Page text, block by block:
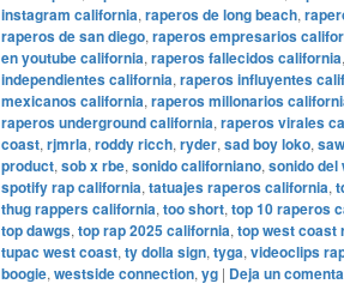
instagram california, raperos de long beach,
raperos de san diego, raperos empresarios
en youtube california, raperos fallecidos california,
independientes california, raperos influyentes
mexicanos california, raperos millonarios
raperos underground california, raperos virales
coast, rjmrla, roddy ricch, ryder, sad boy loko,
product, sob x rbe, sonido californiano, sonido del
spotify rap california, tatuajes raperos california,
thug rappers california, too short, top 10 raperos
top dawgs, top rap 2025 california, top west coast
tupac west coast, ty dolla sign, tyga, videoclips
boogie, westside connection, yg | Deja un